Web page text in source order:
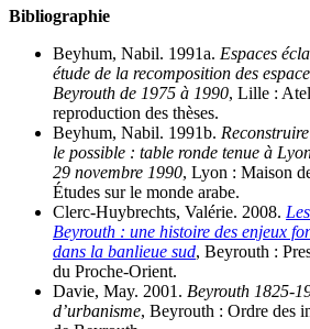
Bibliographie
Beyhum, Nabil. 1991a. Espaces
étude de la recomposition des
Beyrouth de 1975 à 1990, Lille :
reproduction des thèses.
Beyhum, Nabil. 1991b.
le possible : table ronde tenue à
29 novembre 1990, Lyon : Maison
Études sur le monde arabe.
Clerc-Huybrechts, Valérie. 2008.
Beyrouth : une histoire des enjeux
dans la banlieue sud, Beyrouth :
du Proche-Orient.
Davie, May. 2001. Beyrouth 1825-
d’urbanisme, Beyrouth : Ordre des